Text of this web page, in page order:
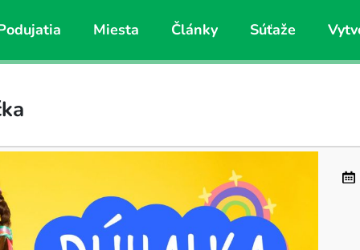
Miesta Články Súťaže